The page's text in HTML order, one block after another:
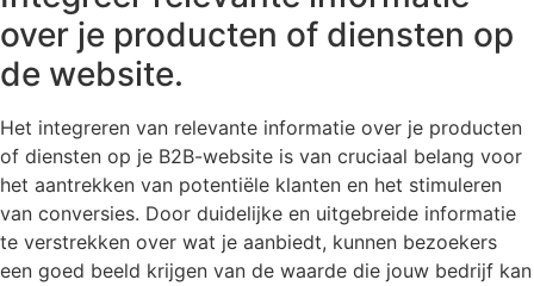
over je producten of diensten op
de website.
Het integreren van relevante informatie over je producten
of diensten op je B2B-website is van cruciaal belang voor
het aantrekken van potentiële klanten en het stimuleren
van conversies. Door duidelijke en uitgebreide informatie
te verstrekken over wat je aanbiedt, kunnen bezoekers
een goed beeld krijgen van de waarde die jouw bedrijf kan